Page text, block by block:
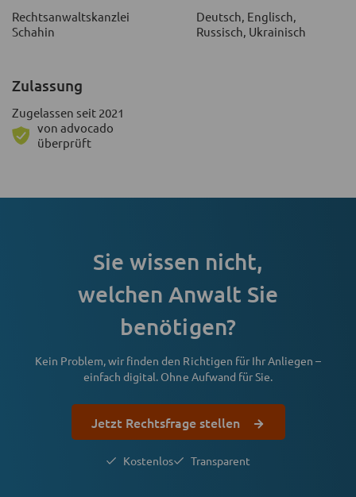
Rechtsanwaltskanzlei
Schahin
Deutsch, Englisch,
Russisch, Ukrainisch
Zulassung
Zugelassen seit 2021
von advocado
überprüft
Sie wissen nicht,
welchen Anwalt Sie
benötigen?
Kein Problem, wir finden den Richtigen für Ihr Anliegen –
einfach digital. Ohne Aufwand für Sie.
Jetzt Rechtsfrage stellen
Kostenlos Transparent